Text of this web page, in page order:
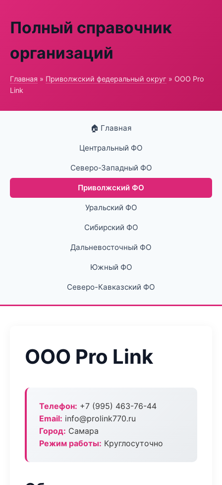
Полный справочник
организаций
Главная » Приволжский федеральный округ » ООО Pro
Link
🏠 Главная
Центральный ФО
Северо-Западный ФО
Приволжский ФО
Уральский ФО
Сибирский ФО
Дальневосточный ФО
Южный ФО
Северо-Кавказский ФО
ООО Pro Link
Телефон: +7 (995) 463-76-44
Email: info@prolink770.ru
Город: Самара
Режим работы: Круглосуточно